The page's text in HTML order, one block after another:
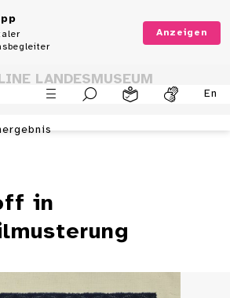
Anzeigen
En
LANDESMUSEUM
in